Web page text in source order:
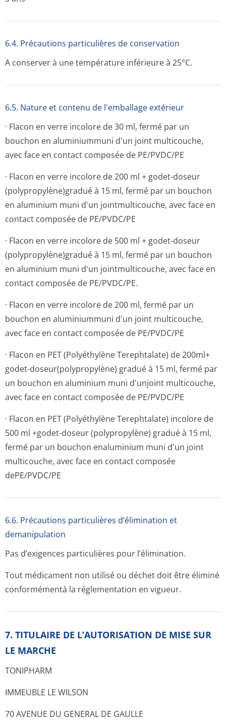
6.4. Précautions particulières de conservation
A conserver à une température inférieure à 25°C.
6.5. Nature et contenu de l'emballage extérieur
· Flacon en verre incolore de 30 ml, fermé par un
bouchon en aluminiummuni d'un joint multicouche,
avec face en contact composée de PE/PVDC/PE
· Flacon en verre incolore de 200 ml + godet-doseur
(polypropylène)gra­dué à 15 ml, fermé par un bouchon
en aluminium muni d'un jointmulticouche, avec face en
contact composée de PE/PVDC/PE
· Flacon en verre incolore de 500 ml + godet-doseur
(polypropylène)gra­dué à 15 ml, fermé par un bouchon
en aluminium muni d'un jointmulticouche, avec face en
contact composée de PE/PVDC/PE.
· Flacon en verre incolore de 200 ml, fermé par un
bouchon en aluminiummuni d'un joint multicouche,
avec face en contact composée de PE/PVDC/PE
· Flacon en PET (Polyéthylène Terephtalate) de 200ml+
godet-doseur(polypro­pylène) gradué à 15 ml, fermé par
un bouchon en aluminium muni d'unjoint multicouche,
avec face en contact composée de PE/PVDC/PE
· Flacon en PET (Polyéthylène Terephtalate) incolore de
500 ml +godet-doseur (polypropylène) gradué à 15 ml,
fermé par un bouchon enaluminium muni d'un joint
multicouche, avec face en contact composée
dePE/PVDC/PE
6.6. Précautions particulières d’élimination et
demanipulation
Pas d’exigences particulières pour l’élimination.
Tout médicament non utilisé ou déchet doit être éliminé
conformémentà la réglementation en vigueur.
7. TITULAIRE DE L’AUTORISATION DE MISE SUR
LE MARCHE
TONIPHARM
IMMEUBLE LE WILSON
70 AVENUE DU GENERAL DE GAULLE